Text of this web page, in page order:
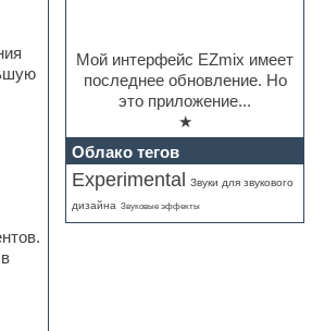
Мой интерфейс EZmix имеет
последнее обновление. Но
это приложение...
★
Облако тегов
Experimental Звуки для звукового
дизайна Звуковые эффекты